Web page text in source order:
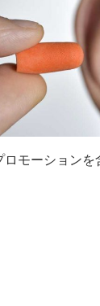
ロモーションを